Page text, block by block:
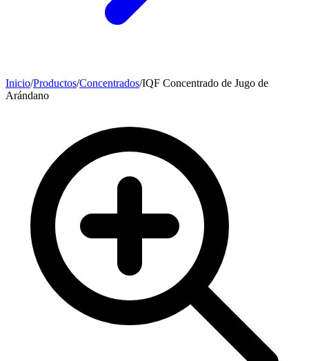
Inicio/Productos/Concentrados/IQF Concentrado de Jugo de
Arándano